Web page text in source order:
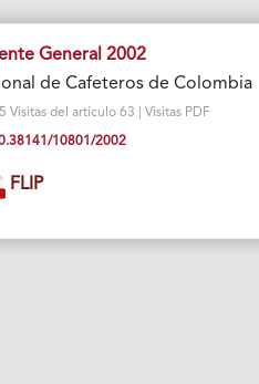
General 2002
de Cafeteros de Colombia
Visitas del artículo 63 | Visitas PDF
10801/2002
FLIP